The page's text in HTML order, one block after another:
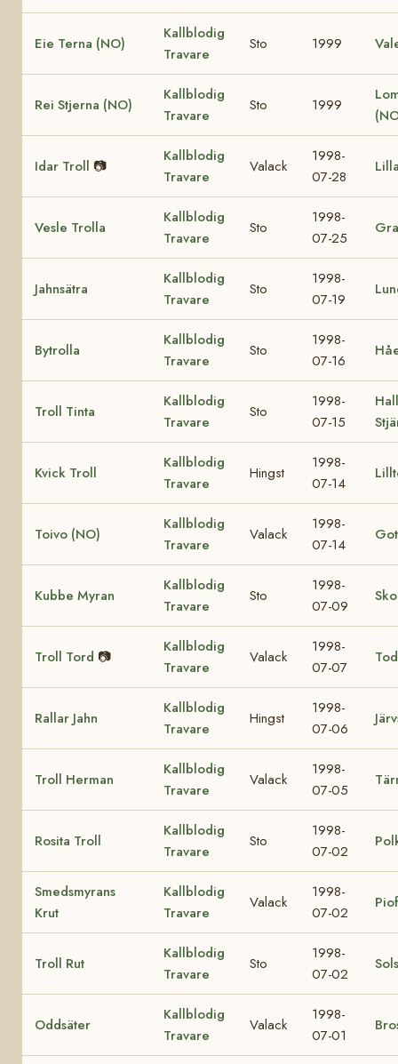
Eie Terna (NO)
Kallblodig
Travare
Sto 1999
Rei Stjerna (NO)
Kallblodig
Travare
Sto 1999
Idar Troll 📷
Kallblodig
Travare
Valack
1998-
07-28
Vesle Trolla
Kallblodig
Travare
Sto
1998-
07-25
Jahnsätra
Kallblodig
Travare
Sto
1998-
07-19
Bytrolla
Kallblodig
Travare
Sto
1998-
07-16
Troll Tinta
Kallblodig
Travare
Sto
1998-
07-15
Kvick Troll
Kallblodig
Travare
Hingst
1998-
07-14
Toivo (NO)
Kallblodig
Travare
Valack
1998-
07-14
Kubbe Myran
Kallblodig
Travare
Sto
1998-
07-09
Troll Tord 📷
Kallblodig
Travare
Valack
1998-
07-07
Rallar Jahn
Kallblodig
Travare
Hingst
1998-
07-06
Troll Herman
Kallblodig
Travare
Valack
1998-
07-05
Rosita Troll
Kallblodig
Travare
Sto
1998-
07-02
Smedsmyrans
Krut
Kallblodig
Travare
Valack
1998-
07-02
Troll Rut
Kallblodig
Travare
Sto
1998-
07-02
Oddsäter
Kallblodig
Travare
Valack
1998-
07-01